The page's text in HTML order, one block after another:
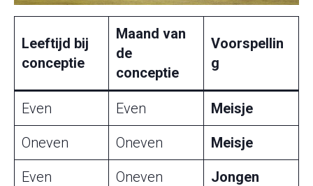
Leeftijd bij
conceptie
Maand van
de
conceptie
Voorspellin
g
Even Even Meisje
Oneven Oneven Meisje
Even Oneven Jongen